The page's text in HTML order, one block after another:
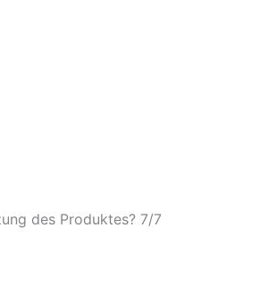
des Produktes? 7/7